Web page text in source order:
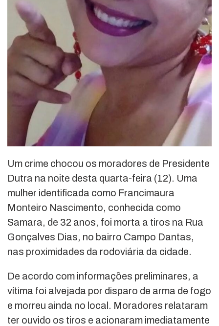
Um crime chocou os moradores de Presidente
Dutra na noite desta quarta-feira (12). Uma
mulher identificada como Francimaura
Monteiro Nascimento, conhecida como
Samara, de 32 anos, foi morta a tiros na Rua
Gonçalves Dias, no bairro Campo Dantas,
nas proximidades da rodoviária da cidade.
De acordo com informações preliminares, a
vítima foi alvejada por disparo de arma de fogo
e morreu ainda no local. Moradores relataram
ter ouvido os tiros e acionaram imediatamente